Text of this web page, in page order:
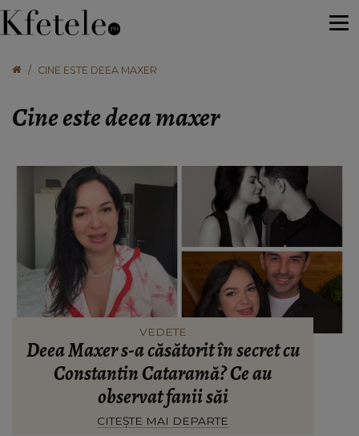
CINE ESTE DEEA MAXER
Cine este deea maxer
VEDETE
Deea Maxer s-a căsătorit în secret cu
Constantin Cataramă? Ce au
observat fanii săi
CITEȘTE MAI DEPARTE